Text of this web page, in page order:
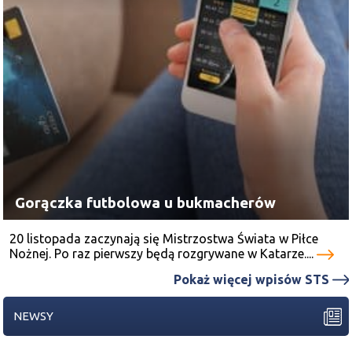
Gorączka futbolowa u bukmacherów
20 listopada zaczynają się Mistrzostwa Świata w Piłce
Nożnej. Po raz pierwszy będą rozgrywane w Katarze....
Pokaż więcej wpisów STS
NEWSY